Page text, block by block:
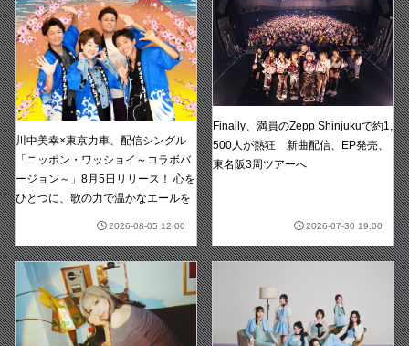
川中美幸×東京力車、配信シングル
「ニッポン・ワッショイ～コラボバ
ージョン～」8月5日リリース！ 心を
ひとつに、歌の力で温かなエールを
2026-08-05 12:00
Finally、満員のZepp Shinjukuで約1,
500人が熱狂 新曲配信、EP発売、
東名阪3周ツアーへ
2026-07-30 19:00